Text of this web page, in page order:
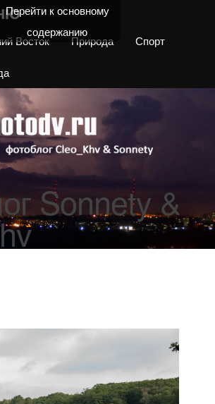
Перейти к основному
содержанию
Восток Природа Спорт
Sonnety &